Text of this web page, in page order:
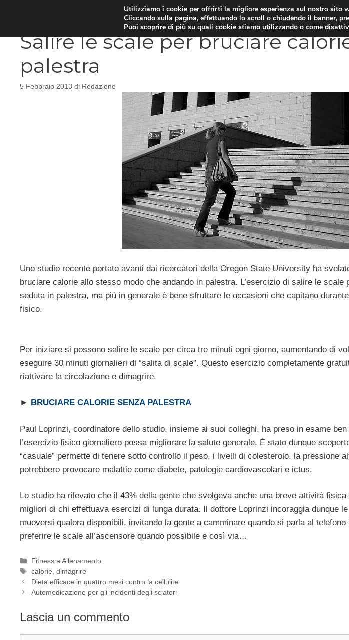
DIETE E METABOLISMO PSICOLOGIA NEUROLOGIA
Salire le scale per bruciare
palestra
5 Febbraio 2013 di Redazione
Uno studio recente portato avanti dai ricercatori della Oregon State University ha
bruciare calorie allo stesso modo che andando in palestra. L’esercizio di salire le scale
seduta in palestra, ma più in generale è bene sfruttare le occasioni che capitano
fisico.
Per iniziare si possono salire le scale per circa tre minuti ogni giorno, aumentando di
eseguire 30 minuti giornalieri di “salita di scale”. Questo esercizio completamente
riattivare la circolazione e dimagrire.
► BRUCIARE CALORIE SENZA PALESTRA
Paul Loprinzi, coordinatore dello studio, insieme ai suoi colleghi, ha preso in esame
l’esercizio fisico giornaliero possa migliorare la salute generale. È stato dunque
“casuale” permette di tenere sotto controllo il peso, i livelli di colesterolo, la pressione
potrebbero provocare malattie come diabete, patologie cardiovascolari e ictus.
Lo studio ha rilevato che il 43% della gente che svolgeva anche una breve attività
migliori di chi effettuava esercizi di lunga durata. Il dottore Loprinzi incoraggia dunque
muoversi qualora disponibili, invitando la gente a camminare quando si parla al
preferire le scale all’ascensore quando possibile e così via…
Categorie
Fitness e Allenamento
Tag
calorie ,dimagrire
Dieta efficace in quattro mesi contro la cellulite
Automedicazione per gli incidenti degli sciatori
Lascia un commento
Utilizziamo i cookie per offrirti la migliore esperienza sul nostro sito
Cliccando sulla pagina, effettuando lo scroll o chiudendo il banner,
Puoi scoprire di più su quali cookie stiamo utilizzando o come